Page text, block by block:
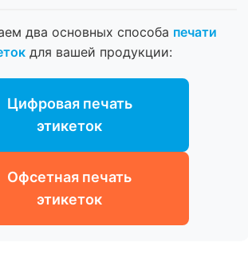
два основных способа печати
для вашей продукции:
Цифровая печать
этикеток
Офсетная печать
этикеток